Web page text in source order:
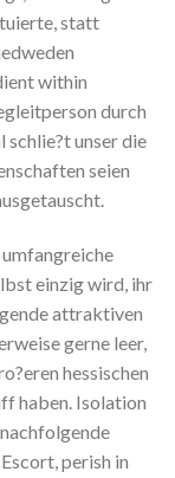
statt
within
durch
schlie?t unser die
seien
einzig wird, ihr
attraktiven
gerne leer,
hessischen
haben. Isolation
perish in